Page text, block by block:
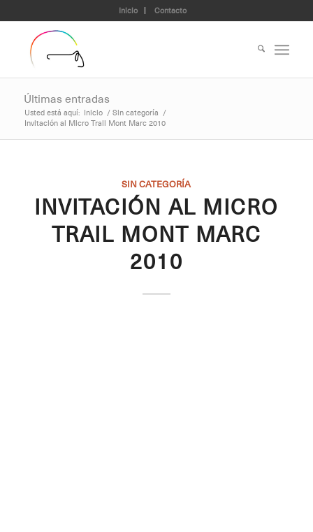
Inicio Contacto
Últimas entradas
Usted está aquí: Inicio / Sin categoría /
Invitación al Micro Trail Mont Marc 2010
SIN CATEGORÍA
INVITACIÓN AL MICRO
TRAIL MONT MARC
2010